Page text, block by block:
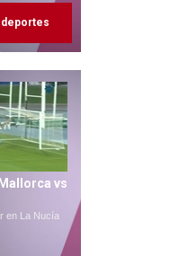
deportes
vs
en La Nucía